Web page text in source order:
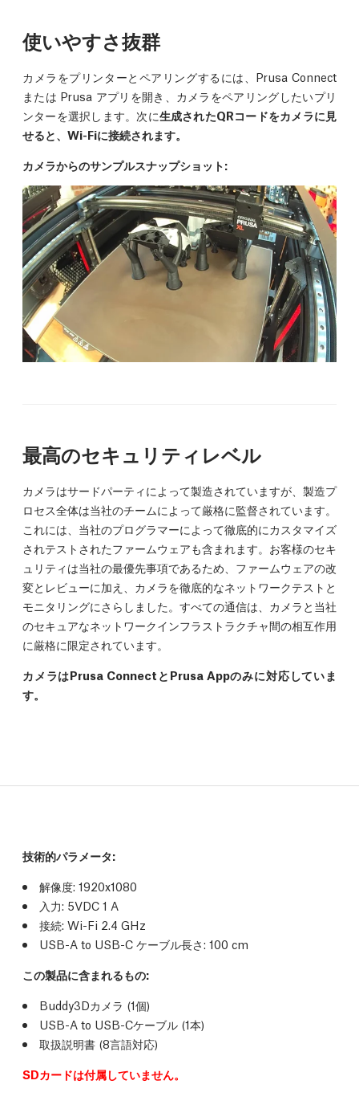
使いやすさ抜群
カメラをプリンターとペアリングするには、Prusa Connect
または Prusa アプリを開き、カメラをペアリングしたいプリ
ンターを選択します。次に生成されたQRコードをカメラに見
せると、Wi-Fiに接続されます。
カメラからのサンプルスナップショット:
最高のセキュリティレベル
カメラはサードパーティによって製造されていますが、製造プ
ロセス全体は当社のチームによって厳格に監督されています。
これには、当社のプログラマーによって徹底的にカスタマイズ
されテストされたファームウェアも含まれます。お客様のセキ
ュリティは当社の最優先事項であるため、ファームウェアの改
変とレビューに加え、カメラを徹底的なネットワークテストと
モニタリングにさらしました。すべての通信は、カメラと当社
のセキュアなネットワークインフラストラクチャ間の相互作用
に厳格に限定されています。
カメラはPrusa ConnectとPrusa Appのみに対応していま
す。
技術的パラメータ:
解像度: 1920x1080
入力: 5VDC 1 A
接続: Wi-Fi 2.4 GHz
USB-A to USB-C ケーブル長さ: 100 cm
この製品に含まれるもの:
Buddy3Dカメラ (1個)
USB-A to USB-Cケーブル (1本)
取扱説明書 (8言語対応)
SDカードは付属していません。